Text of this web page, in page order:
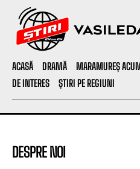
ACASĂ DRAMĂ MARAMUREȘ
DE INTERES
ȘTIRI PE REGIUNI
DESPRE NOI